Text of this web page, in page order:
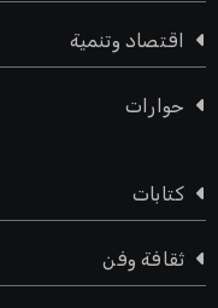
اقتصاد وتنمية
حوارات
كتابات
ثقافة وفن